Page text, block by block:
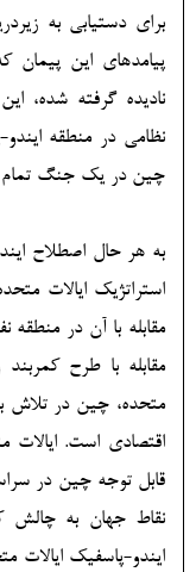
برای دستیابی به
پیامدهای این
نادیده گرفته شده،
نظامی در منطقه
چین در یک جنگ تمام
به هر حال اصطلاح
استراتژیک ایالات
مقابله با آن در منطقه
مقابله با طرح
متحده، چین در تلاش
اقتصادی است. ایالات
قابل توجه چین در
نقاط جهان به چالش
ایندو-پاسفیک ایالات